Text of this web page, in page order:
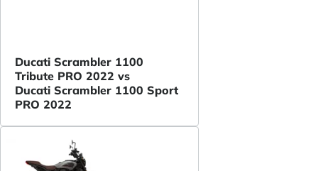
Ducati Scrambler 1100
Tribute PRO 2022 vs
Ducati Scrambler 1100 Sport
PRO 2022